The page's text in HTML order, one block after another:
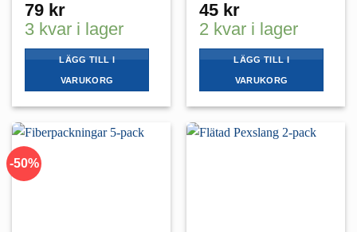
79 kr
3 kvar i lager
LÄGG TILL I
VARUKORG
45 kr
2 kvar i lager
LÄGG TILL I
VARUKORG
-50%